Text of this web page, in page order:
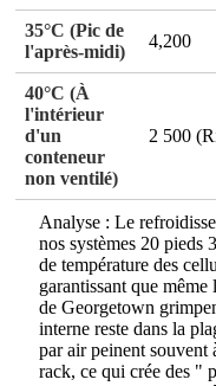
35°C (Pic de
l'après-midi)
4,200
40°C (À
l'intérieur
d'un
conteneur
non ventilé)
2 500
Analyse : Le
nos systèmes 20
de température des
garantissant que même
de Georgetown
interne reste dans la
par air peinent souvent
rack, ce qui crée des "